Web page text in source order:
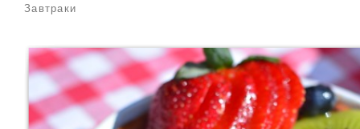
Завтраки